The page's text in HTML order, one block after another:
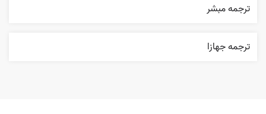
ترجمه مبشر
ترجمه جهازا